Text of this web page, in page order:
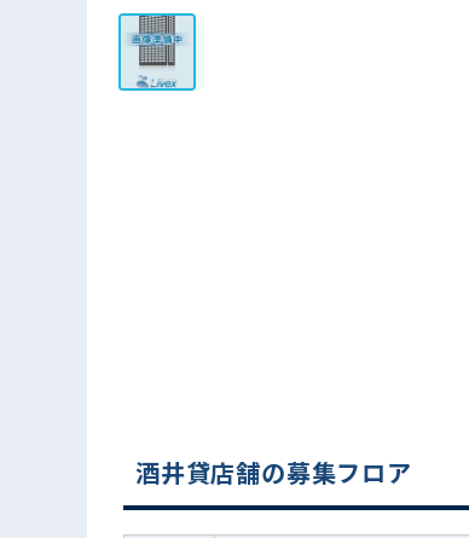
酒井貸店舗の募集フロア